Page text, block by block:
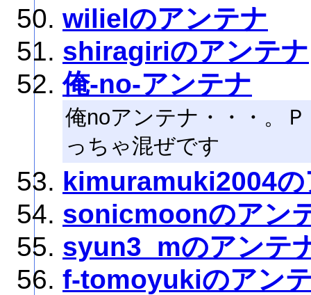
wilielのアンテナ
shiragiriのアンテナ
俺-no-アンテナ
俺noアンテナ・・・。
っちゃ混ぜです
kimuramuki2004の
sonicmoonのアン
syun3_mのアンテ
f-tomoyukiのアン